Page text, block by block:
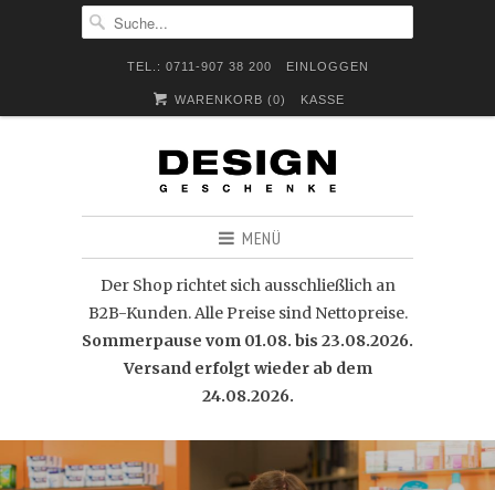
TEL.: 0711-907 38 200 EINLOGGEN
WARENKORB (0) KASSE
MENÜ
Der Shop richtet sich ausschließlich an
B2B-Kunden. Alle Preise sind Nettopreise.
Sommerpause vom 01.08. bis 23.08.2026.
Versand erfolgt wieder ab dem
24.08.2026.